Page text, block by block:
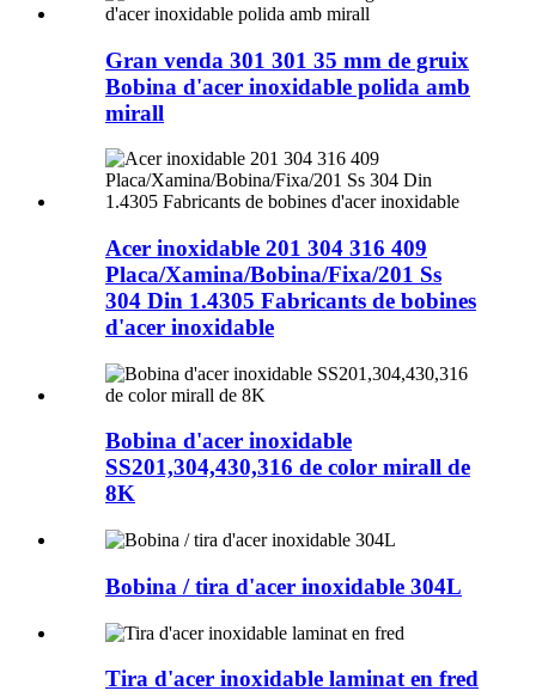
Gran venda 301 301 35 mm de gruix
Bobina d'acer inoxidable polida amb
mirall
Acer inoxidable 201 304 316 409
Placa/Xamina/Bobina/Fixa/201 Ss
304 Din 1.4305 Fabricants de bobines
d'acer inoxidable
Bobina d'acer inoxidable
SS201,304,430,316 de color mirall de
8K
Bobina / tira d'acer inoxidable 304L
Tira d'acer inoxidable laminat en fred